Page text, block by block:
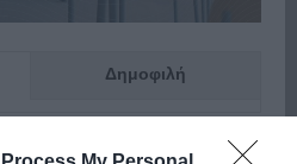
Δημοφιλή